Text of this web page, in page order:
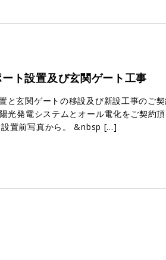
ト設置及び玄関ゲート工事
と玄関ゲートの移設及び新設工事のご契
光発電システムとオール電化をご契約
置前写真から。 &nbsp […]